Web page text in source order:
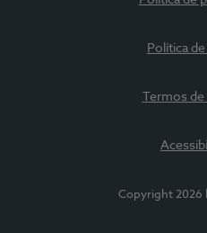
Política
Termos
Copyright 2026